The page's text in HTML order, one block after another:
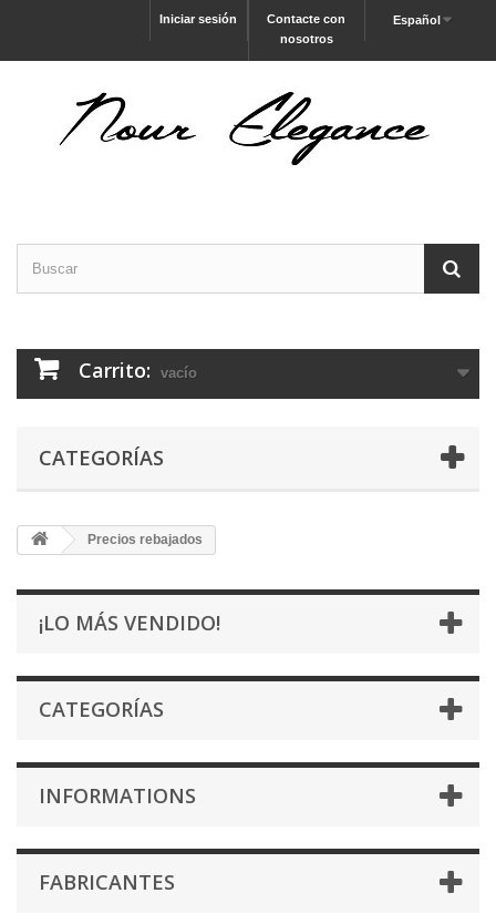
Español
Contacte con
nosotros
Iniciar sesión
Carrito: vacío
CATEGORÍAS
Precios rebajados
¡LO MÁS VENDIDO!
CATEGORÍAS
INFORMATIONS
FABRICANTES